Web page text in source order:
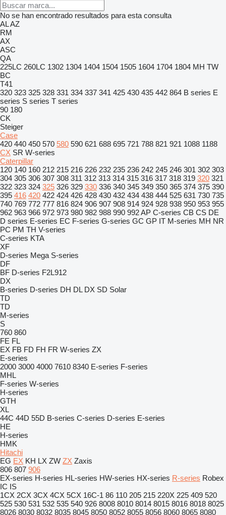
No se han encontrado resultados para esta consulta
ALAZ
RM
AX
ASC
QA
225LC 260LC 1302 1304 1404 1504 1505 1604 1704 1804 MH TW
BC
T41
320 323 325 328 331 334 337 341 425 430 435 442 864 B series E
series S series T series
90 180
CK
Steiger
Case
420 440 450 570 580 590 621 688 695 721 788 821 921 1088 1188
CX SR W-series
Caterpillar
120 140 160 212 215 216 226 232 235 236 242 245 246 301 302 303
304 305 306 307 308 311 312 313 314 315 316 317 318 319 320 321
322 323 324 325 326 329 330 336 340 345 349 350 365 374 375 390
395 416 420 422 424 426 428 430 432 434 438 444 525 631 730 735
740 769 772 777 816 824 906 907 908 914 924 928 938 950 953 955
962 963 966 972 973 980 982 988 990 992AP C-series CB CS DE
D series E-series EC F-series G-series GC GP IT M-series MH NR
PC PM TH V-series
C-series KTA
XF
D-series Mega S-series
DF
BF D-series F2L912
DX
B-series D-series DH DL DX SD Solar
TD
TD
M-series
S
760 860
FE FL
EX FB FD FH FR W-series ZX
E-series
2000 3000 4000 7610 8340 E-series F-series
MHL
F-series W-series
H-series
GTH
XL
44C 44D 55D B-series C-series D-series E-series
HE
H-series
HMK
Hitachi
EG EX KH LX ZW ZX Zaxis
806 807 906
EX-series H-series HL-series HW-series HX-series R-series Robex
IC IS
1CX 2CX 3CX 4CX 5CX 16C-1 86 110 205 215 220X 225 409 520
525 530 531 532 535 540 926 8008 8010 8014 8015 8016 8018 8025
8026 8030 8032 8035 8045 8050 8052 8055 8056 8060 8065 8080